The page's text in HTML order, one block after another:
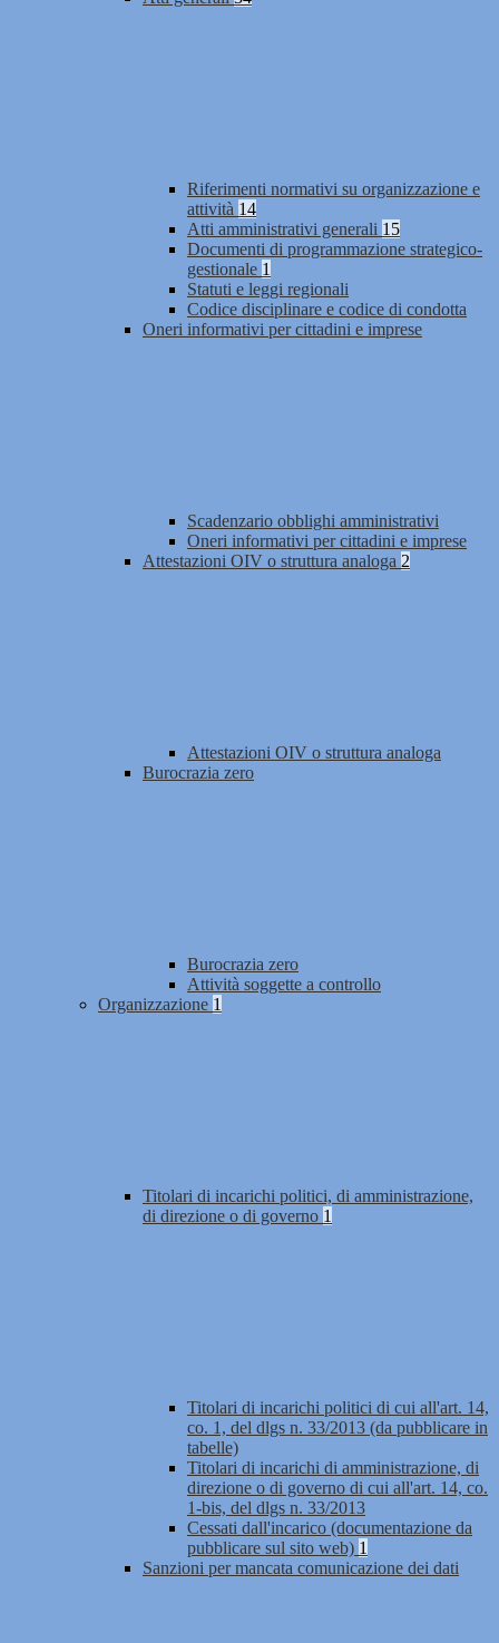
Riferimenti normativi su organizzazione e
attività 14
Atti amministrativi generali 15
Documenti di programmazione strategico-
gestionale 1
Statuti e leggi regionali
Codice disciplinare e codice di condotta
Oneri informativi per cittadini e imprese
Scadenzario obblighi amministrativi
Oneri informativi per cittadini e imprese
Attestazioni OIV o struttura analoga 2
Attestazioni OIV o struttura analoga
Burocrazia zero
Burocrazia zero
Attività soggette a controllo
Organizzazione 1
Titolari di incarichi politici, di amministrazione,
di direzione o di governo 1
Titolari di incarichi politici di cui all'art. 14,
co. 1, del dlgs n. 33/2013 (da pubblicare in
tabelle)
Titolari di incarichi di amministrazione, di
direzione o di governo di cui all'art. 14, co.
1-bis, del dlgs n. 33/2013
Cessati dall'incarico (documentazione da
pubblicare sul sito web) 1
Sanzioni per mancata comunicazione dei dati